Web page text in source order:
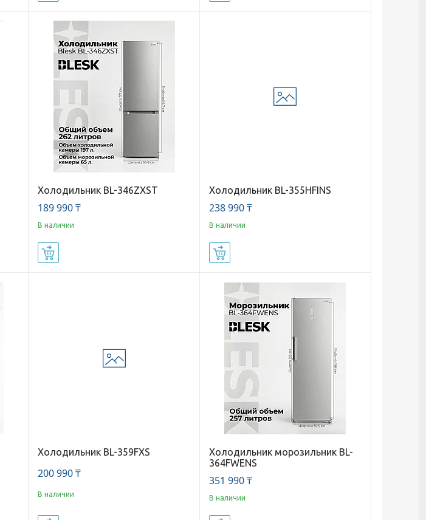
Холодильник BL-346ZXST
189 990 ₸
В наличии
Холодильник BL-355HFINS
238 990 ₸
В наличии
Холодильник BL-359FXS
200 990 ₸
В наличии
Холодильник морозильник BL-
364FWENS
351 990 ₸
В наличии